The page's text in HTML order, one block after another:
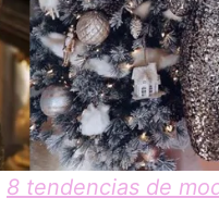
8 tendencias de